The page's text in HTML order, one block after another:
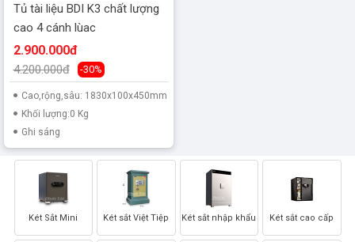
Tủ tài liệu BDI K3 chất lượng
cao 4 cánh lùac
2.900.000đ
4.200.000đ -30%
Cao,rộng,sâu: 1830x100x450mm
Khối lượng:0 Kg
Ghi sáng
Két Sắt Mini Két sắt Việt Tiệp Két sắt nhập khẩu Két sắt cao cấp